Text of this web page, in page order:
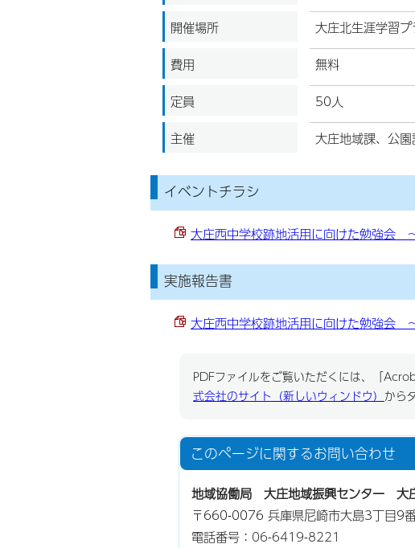
開催場所
大庄北生涯学習
費用
無料
定員
50人
主催
大庄地域課、公
イベントチラシ
大庄西中学校跡地活用に向けた勉強会
実施報告書
大庄西中学校跡地活用に向けた勉強会
PDFファイルをご覧いただくには、「
式会社のサイト（新しいウィンドウ） から
このページに関するお問い合わせ
地域協働局 大庄地域振興センター 大
〒660-0076 兵庫県尼崎市大島3丁目9
電話番号： 06-6419-8221